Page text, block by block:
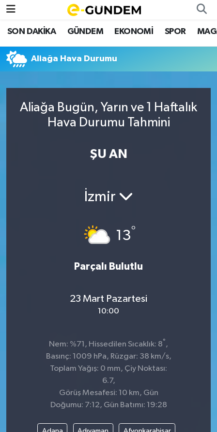
SON DAKİKA GÜNDEM EKONOMİ SPOR
Aliağa Hava Durumu
Aliağa Bugün, Yarın ve 1 Haftalık
Hava Durumu Tahmini
ŞU AN
İzmir
13°
Parçalı Bulutlu
23 Mart Pazartesi
10:00
Nem: %71, Hissedilen Sıcaklık: 8° ,
Basınç: 1009 hPa, Rüzgar: 38 km/s,
Toplam Yağış: 0 mm, Çiy Noktası:
6.7,
Görüş Mesafesi: 10 km, Gün
Doğumu: 7:12, Gün Batımı: 19:28
SON DAKİKA
GÜNDEM
EKONOMİ
SPOR
Nöbetçi Eczaneler
Hava Durumu
Namaz Vakitleri
Trafik Durumu